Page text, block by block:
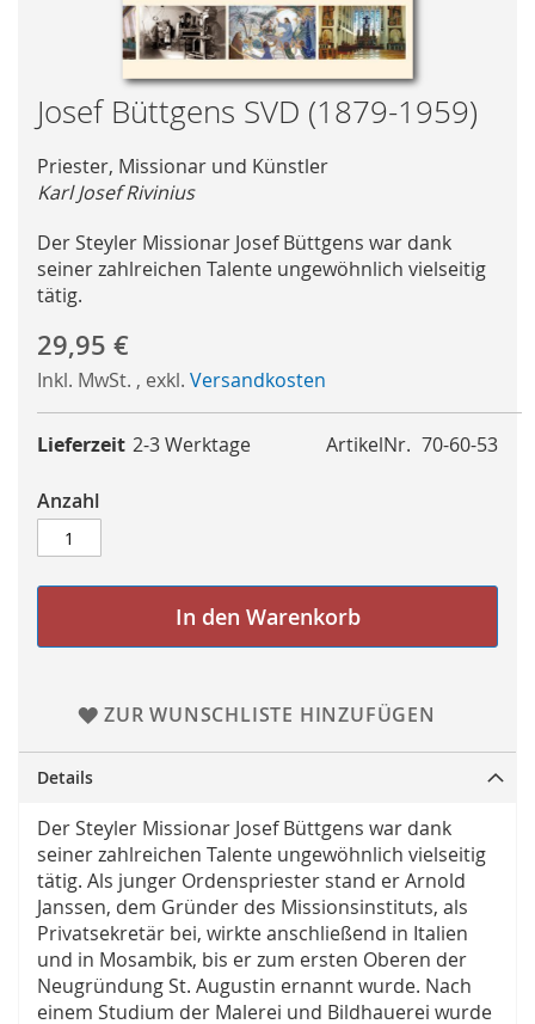
Skip
to
the
beginning
of
the
images
gallery
Josef Büttgens SVD (1879-1959)
Priester, Missionar und Künstler
Karl Josef Rivinius
Der Steyler Missionar Josef Büttgens war dank
seiner zahlreichen Talente ungewöhnlich vielseitig
tätig.
29,95 €
Inkl. MwSt. , exkl. Versandkosten
ArtikelNr. 70-60-53
Lieferzeit 2-3 Werktage
Anzahl
In den Warenkorb
ZUR WUNSCHLISTE HINZUFÜGEN
Details
Der Steyler Missionar Josef Büttgens war dank
seiner zahlreichen Talente ungewöhnlich vielseitig
tätig. Als junger Ordenspriester stand er Arnold
Janssen, dem Gründer des Missionsinstituts, als
Privatsekretär bei, wirkte anschließend in Italien
und in Mosambik, bis er zum ersten Oberen der
Neugründung St. Augustin ernannt wurde. Nach
einem Studium der Malerei und Bildhauerei wurde